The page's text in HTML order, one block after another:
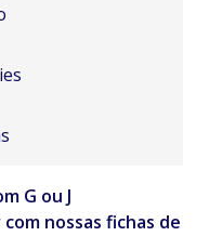
G ou J
nossas fichas de